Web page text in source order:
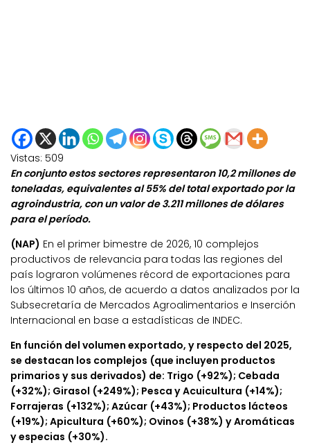
Vistas: 509
En conjunto estos sectores representaron 10,2 millones de
toneladas, equivalentes al 55% del total exportado por la
agroindustria, con un valor de 3.211 millones de dólares
para el período.
(NAP) En el primer bimestre de 2026, 10 complejos
productivos de relevancia para todas las regiones del
país lograron volúmenes récord de exportaciones para
los últimos 10 años, de acuerdo a datos analizados por la
Subsecretaría de Mercados Agroalimentarios e Inserción
Internacional en base a estadísticas de INDEC.
En función del volumen exportado, y respecto del 2025,
se destacan los complejos (que incluyen productos
primarios y sus derivados) de: Trigo (+92%); Cebada
(+32%); Girasol (+249%); Pesca y Acuicultura (+14%);
Forrajeras (+132%); Azúcar (+43%); Productos lácteos
(+19%); Apicultura (+60%); Ovinos (+38%) y Aromáticas
y especias (+30%).